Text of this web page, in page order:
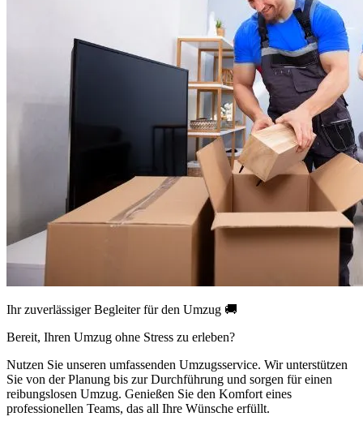
Ihr zuverlässiger Begleiter für den Umzug 🚚
Bereit, Ihren Umzug ohne Stress zu erleben?
Nutzen Sie unseren umfassenden Umzugsservice. Wir unterstützen
Sie von der Planung bis zur Durchführung und sorgen für einen
reibungslosen Umzug. Genießen Sie den Komfort eines
professionellen Teams, das all Ihre Wünsche erfüllt.